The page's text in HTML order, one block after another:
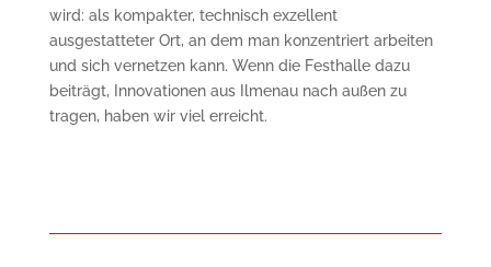
wird: als kompakter, technisch exzellent
ausgestatteter Ort, an dem man konzentriert arbeiten
und sich vernetzen kann. Wenn die Festhalle dazu
beiträgt, Innovationen aus Ilmenau nach außen zu
tragen, haben wir viel erreicht.